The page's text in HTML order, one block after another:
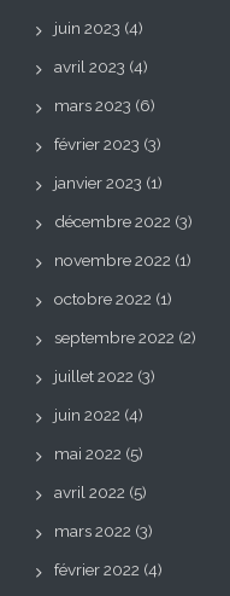
juin 2023 (4)
avril 2023 (4)
mars 2023 (6)
février 2023 (3)
janvier 2023 (1)
décembre 2022 (3)
novembre 2022 (1)
octobre 2022 (1)
septembre 2022 (2)
juillet 2022 (3)
juin 2022 (4)
mai 2022 (5)
avril 2022 (5)
mars 2022 (3)
février 2022 (4)